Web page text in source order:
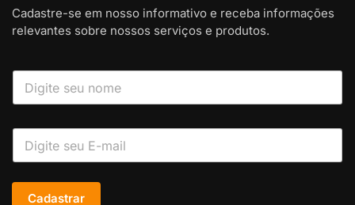
Cadastre-se em nosso informativo e receba informações
relevantes sobre nossos serviços e produtos.
Cadastrar